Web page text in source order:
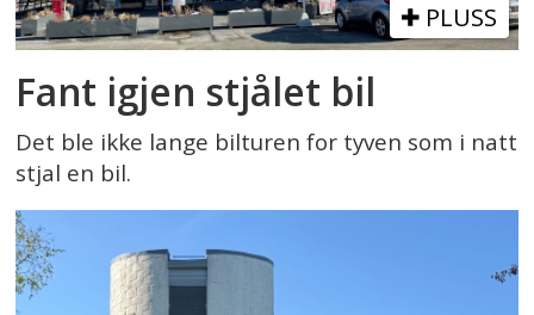
PLUSS
Fant igjen stjålet bil
Det ble ikke lange bilturen for tyven som i natt
stjal en bil.